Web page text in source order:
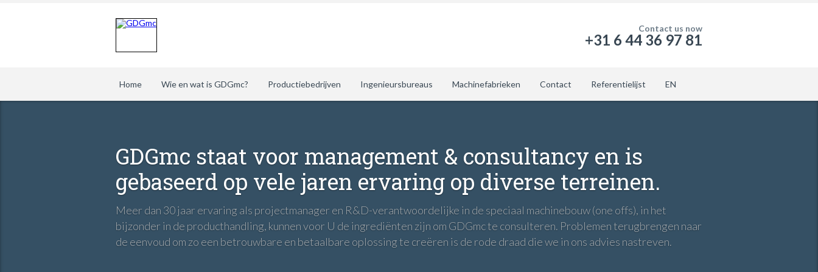
Contact us now
+31 6 44 36 97 81
Home Wie en wat is GDGmc? Productiebedrijven Ingenieursbureaus Machinefabrieken Contact Referentielijst EN
GDGmc staat voor management & consultancy en is
gebaseerd op vele jaren ervaring op diverse terreinen.
Meer dan 30 jaar ervaring als projectmanager en R&D-verantwoordelijke in de speciaal machinebouw (one offs), in het
bijzonder in de producthandling, kunnen voor U de ingrediënten zijn om GDGmc te consulteren. Problemen terugbrengen naar
de eenvoud om zo een betrouwbare en betaalbare oplossing te creëren is de rode draad die we in ons advies nastreven.